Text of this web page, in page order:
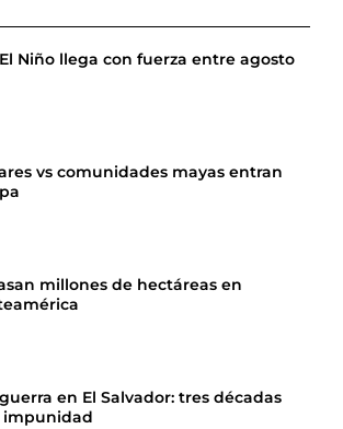
Niño llega con fuerza entre agosto
vs comunidades mayas entran
millones de hectáreas en
en El Salvador: tres décadas
impunidad